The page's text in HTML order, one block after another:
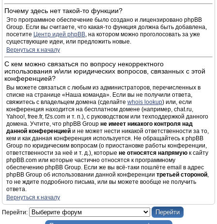
Почему здесь нет такой-то функции?
Это программное обеспечение было создано и лицензировано phpBB
Group. Если вы считаете, что какая-то функция должна быть добавлена,
посетите Центр идей phpBB, на котором можно проголосовать за уже
существующие идеи, или предложить новые.
Вернуться к началу
С кем можно связаться по вопросу некорректного
использования и/или юридических вопросов, связанных с этой
конференцией?
Вы можете связаться с любым из администраторов, перечисленных в
списке на странице «Наша команда». Если вы не получили ответа,
свяжитесь с владельцем домена (сделайте whois lookup) или, если
конференция находится на бесплатном домене (например, chat.ru,
Yahoo!, free.fr, f2s.com и т. п.), с руководством или техподдержкой данного
домена. Учтите, что phpBB Group не имеет никакого контроля над
данной конференцией и не может нести никакой ответственности за то,
кем и как данная конференция используется. Не обращайтесь к phpBB
Group по юридическим вопросам (о приостановке работы конференции,
ответственности за неё и т. д.), которые не относятся напрямую к сайту
phpBB.com или которые частично относятся к программному
обеспечению phpBB Group. Если же вы всё-таки пошлёте email в адрес
phpBB Group об использовании данной конференции третьей стороной,
то не ждите подробного письма, или вы можете вообще не получить
ответа.
Вернуться к началу
Перейти: